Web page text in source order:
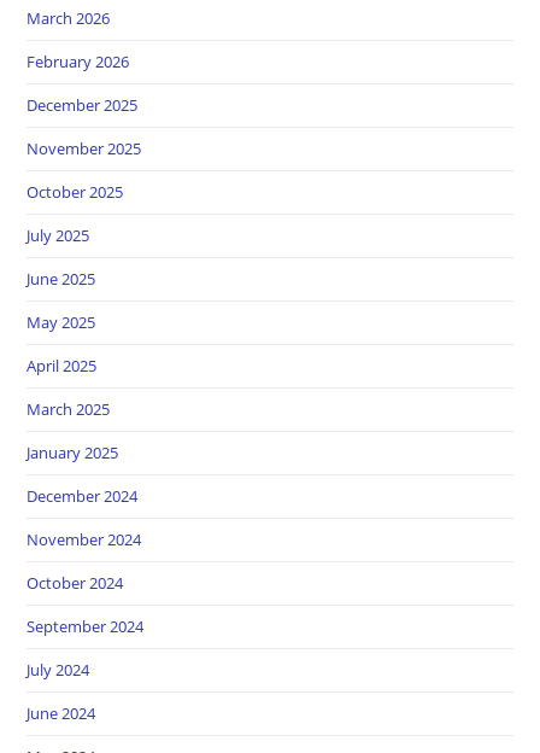
March 2026
February 2026
December 2025
November 2025
October 2025
July 2025
June 2025
May 2025
April 2025
March 2025
January 2025
December 2024
November 2024
October 2024
September 2024
July 2024
June 2024